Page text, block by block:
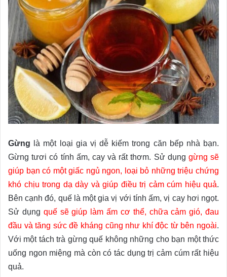
Gừng là một loại gia vị dễ kiếm trong căn bếp nhà bạn.
Gừng tươi có tính ấm, cay và rất thơm. Sử dụng gừng sẽ
giúp bạn có một giấc ngủ ngon, loại bỏ những triệu chứng
khó chịu trong dạ dày và giúp điều trị cảm cúm hiệu quả.
Bên cạnh đó, quế là một gia vị với tính ấm, vị cay hơi ngọt.
Sử dụng quế sẽ giúp làm ấm cơ thể, chữa cảm gió, đau
đầu và tăng sức đề kháng cũng như khí độc từ bên ngoài.
Với một tách trà gừng quế không những cho bạn một thức
uống ngon miệng mà còn có tác dụng trị cảm cúm rất hiệu
quả.